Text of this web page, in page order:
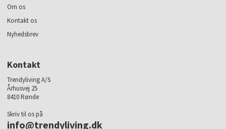
Om os
Kontakt os
Nyhedsbrev
Kontakt
Trendyliving A/S
Århusvej 25
8410 Rønde
Skriv til os på
info@trendyliving.dk